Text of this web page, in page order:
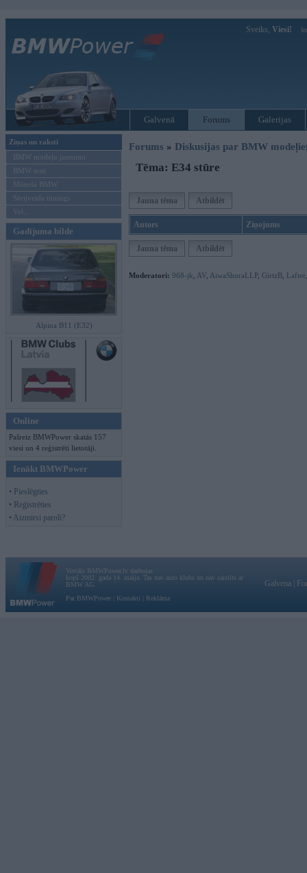
Sveiks, Viesi!
Galvenā Forums Galerijas
Ziņas un raksti
BMW modeļu jaunumi
BMW testi
Mēneša BMW
Sērijveida tūnings
Vel...
Gadījuma bilde
Alpina B11 (E32)
Online
Pašreiz BMWPower skatās 157
viesi un 4 reģistrēti lietotāji.
Ienākt BMWPower
• Pieslēgties
• Reģistrēties
• Aizmirsi paroli?
Forums » Diskusijas par BMW
Tēma: E34 stūre
Jauna tēma Atbildēt
Autors Ziņojums
Jauna tēma Atbildēt
Moderatori: 968-jk AV AiwaShuraLLP, GirtzB Lafter
Vortāls BMWPower.lv darbojas
kopš 2002. gada 14. maija. Tas nav auto klubs un nav saistīts ar
BMW AG.
Par BMWPower
Kontakti Reklāma
Galvena